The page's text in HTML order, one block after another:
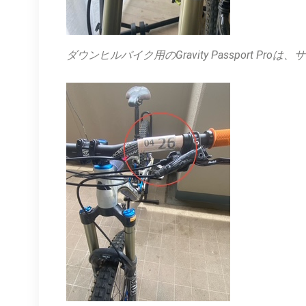
ダウンヒルバイク用のGravity Passport Proは、